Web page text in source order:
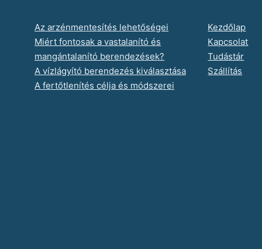
Az arzénmentesítés lehetőségei
Miért fontosak a vastalanító és
mangántalanító berendezések?
A vízlágyító berendezés kiválasztása
A fertőtlenítés célja és módszerei
Kezdőlap
Kapcsolat
Tudástár
Szállítás